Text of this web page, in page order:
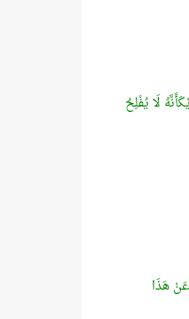
لَا يُفْلِحُ
هَذَا